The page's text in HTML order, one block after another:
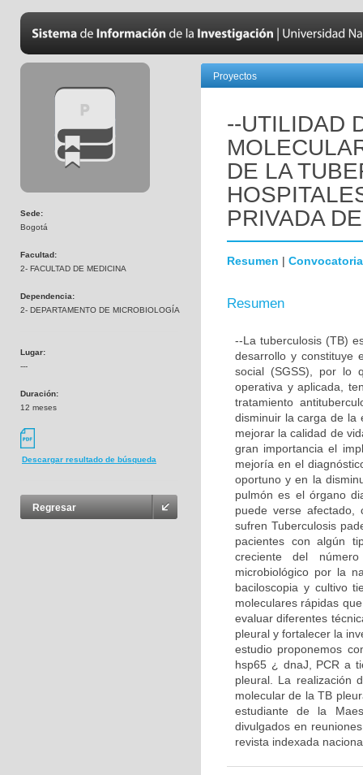
Sede:
Bogotá
Facultad:
2- FACULTAD DE MEDICINA
Dependencia:
2- DEPARTAMENTO DE MICROBIOLOGÍA
Lugar:
---
Duración:
12 meses
Descargar resultado de búsqueda
Regresar
Proyectos
--UTILIDAD
DE LA
PRIVADA
Resumen | Convocatoria
Resumen
--La tuberculosis (TB)
desarrollo y constituye
social (SGSS), por lo
operativa y aplicada,
tratamiento
disminuir la carga de la
mejorar la calidad de
gran importancia el
mejoría en el
oportuno y en la
pulmón es el órgano
puede verse
sufren Tuberculosis
pacientes con algún
creciente del
microbiológico por la
baciloscopia y cultivo
moleculares rápidas
evaluar diferentes
pleural y fortalecer la
estudio proponemos
hsp65 ¿ dnaJ, PCR a
pleural. La realización
molecular de la TB
estudiante de la
divulgados en
revista indexada